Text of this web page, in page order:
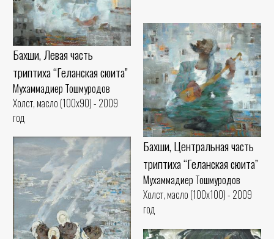
Бахши, Левая часть
триптиха “Геланская сюита”
Мухаммадиер Тошмуродов
Холст, масло (100x90) - 2009
год
Бахши, Центральная часть
триптиха “Геланская сюита”
Мухаммадиер Тошмуродов
Холст, масло (100x100) - 2009
год